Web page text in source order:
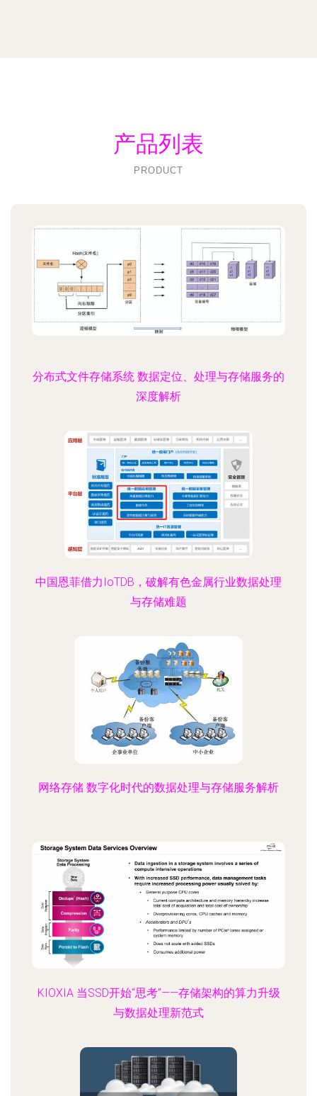
产品列表
PRODUCT
分布式文件存储系统 数据定位、处理与存储服务的
深度解析
中国恩菲借力IoTDB，破解有色金属行业数据处理
与存储难题
网络存储 数字化时代的数据处理与存储服务解析
KIOXIA 当SSD开始“思考”——存储架构的算力升级
与数据处理新范式